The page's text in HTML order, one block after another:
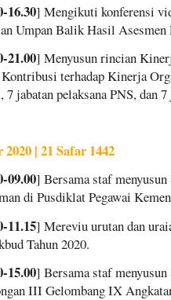
16.30] Mengikuti konferensi
Umpan Balik Hasil
21.00] Menyusun rincian
terhadap Kinerja
jabatan pelaksana PNS, dan
| 21 Safar 1442
09.00] Bersama staf
di Pusdiklat Pegawai
11.15] Mereviu urutan dan
Tahun 2020.
15.00] Bersama staf
III Gelombang IX